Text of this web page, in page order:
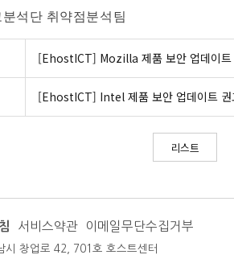
분석단 취약점분석팀
[EhostICT] Mozilla 제품 보안 업데이트
[EhostICT] Intel 제품 보안 업데이트 권
리스트
서비스약관 이메일무단수집거부
시 창업로 42, 701호 호스트센터